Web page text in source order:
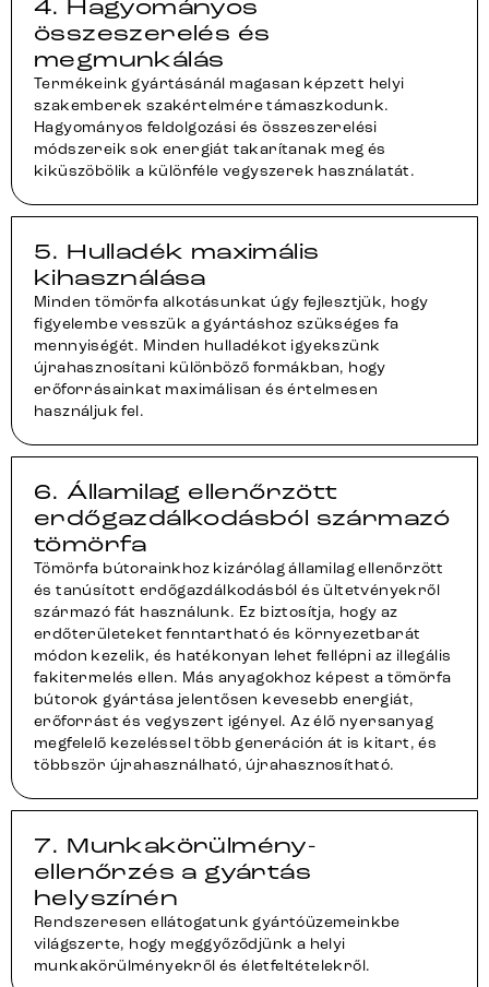
4. Hagyományos
összeszerelés és
megmunkálás
Termékeink gyártásánál magasan képzett helyi
szakemberek szakértelmére támaszkodunk.
Hagyományos feldolgozási és összeszerelési
módszereik sok energiát takarítanak meg és
kiküszöbölik a különféle vegyszerek használatát.
5. Hulladék maximális
kihasználása
Minden tömörfa alkotásunkat úgy fejlesztjük, hogy
figyelembe vesszük a gyártáshoz szükséges fa
mennyiségét. Minden hulladékot igyekszünk
újrahasznosítani különböző formákban, hogy
erőforrásainkat maximálisan és értelmesen
használjuk fel.
6. Államilag ellenőrzött
erdőgazdálkodásból származó
tömörfa
Tömörfa bútorainkhoz kizárólag államilag ellenőrzött
és tanúsított erdőgazdálkodásból és ültetvényekről
származó fát használunk. Ez biztosítja, hogy az
erdőterületeket fenntartható és környezetbarát
módon kezelik, és hatékonyan lehet fellépni az illegális
fakitermelés ellen. Más anyagokhoz képest a tömörfa
bútorok gyártása jelentősen kevesebb energiát,
erőforrást és vegyszert igényel. Az élő nyersanyag
megfelelő kezeléssel több generáción át is kitart, és
többször újrahasználható, újrahasznosítható.
7. Munkakörülmény-
ellenőrzés a gyártás
helyszínén
Rendszeresen ellátogatunk gyártóüzemeinkbe
világszerte, hogy meggyőződjünk a helyi
munkakörülményekről és életfeltételekről.